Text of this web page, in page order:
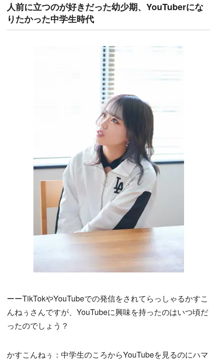
人前に立つのが好きだった幼少期、YouTuberにな
りたかった中学生時代
ーーTikTokやYouTubeでの発信をされてらっしゃるかすこ
んねぅさんですが、YouTubeに興味を持ったのはいつ頃だ
ったのでしょう？
かすこんねぅ：中学生のころからYouTubeを見るのにハマ